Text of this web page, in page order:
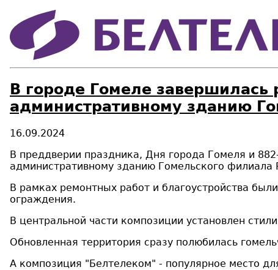
В городе Гомеле
административному зданию
16.09.2024
В преддверии праздника, Дня города Гомеля и
административному зданию Гомельского филиала
В рамках ремонтных работ и благоустройства
ограждения.
В центральной части композиции установлен
Обновленная территория сразу полюбилась
А композиция "Белтелеком" - популярное место